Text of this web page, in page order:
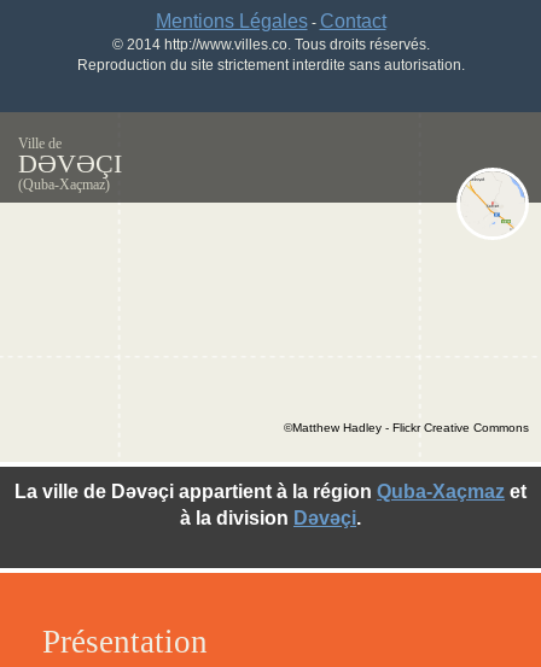
Mentions Légales- Contact
© 2014 http://www.villes.co. Tous droits réservés.
Reproduction du site strictement interdite sans autorisation.
Ville de
DƏVƏÇI
(Quba-Xaçmaz)
Présentation
La ville de Dəvəçi appartient à la région Quba-Xaçmaz et
à la division Dəvəçi.
©Matthew Hadley - Flickr Creative Commons